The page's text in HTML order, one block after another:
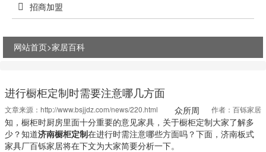
招商加盟
网站首页>家居百科
进行橱柜定制时需要注意哪几方面
文章来源： http://www.bsjjdz.com/news/220.html 作者：百铄家居
众所周
知，橱柜时厨房里面十分重要的意见家具，关于橱柜定制大家了解多
少？知道济南橱柜定制在进行时需注意哪些方面吗？下面，济南板式
家具厂百铄家居将在下文为大家简要分析一下。